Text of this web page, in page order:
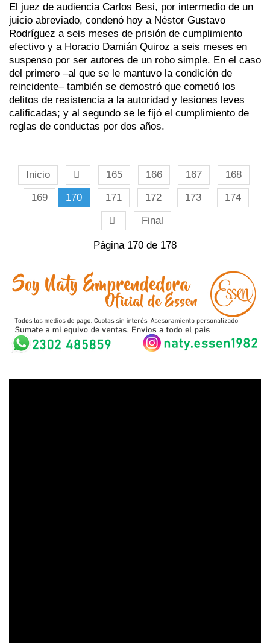
El juez de audiencia Carlos Besi, por intermedio de un
juicio abreviado, condenó hoy a Néstor Gustavo
Rodríguez a seis meses de prisión de cumplimiento
efectivo y a Horacio Damián Quiroz a seis meses en
suspenso por ser autores de un robo simple. En el caso
del primero –al que se le mantuvo la condición de
reincidente– también se demostró que cometió los
delitos de resistencia a la autoridad y lesiones leves
calificadas; y al segundo se le fijó el cumplimiento de
reglas de conductas por dos años.
Inicio 165 166 167
168
169
170 171 172 173
174
Final
Página 170 de 178